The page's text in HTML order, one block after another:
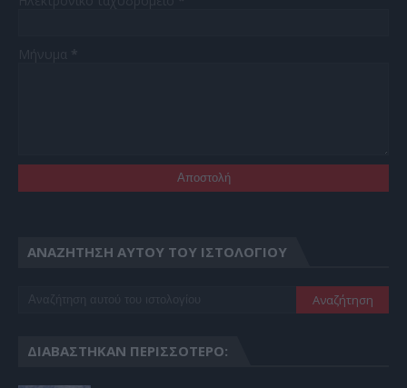
ΑΝΑΖΉΤΗΣΗ ΑΥΤΟΎ ΤΟΥ ΙΣΤΟΛΟΓΊΟΥ
ΔΙΑΒΆΣΤΗΚΑΝ ΠΕΡΙΣΣΌΤΕΡΟ: